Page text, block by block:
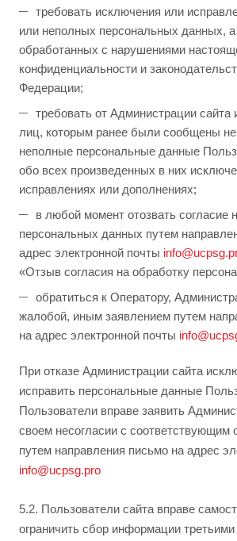
требовать исключения или
или неполных персональных данных,
обработанных с нарушениями
конфиденциальности и
Федерации;
требовать от Администрации сайта
лиц, которым ранее были сообщены
неполные персональные данные
обо всех произведенных в них
исправлениях или дополнениях;
в любой момент отозвать согласие
персональных данных путем
адрес электронной почты
«Отзыв согласия на обработку
обратиться к Оператору,
жалобой, иным заявлением путем
на адрес электронной почты
При отказе Администрации сайта
исправить персональные данные
Пользователи вправе заявить
своем несогласии с соответствующим
путем направления письмо на адрес
info@ucpsg.pro
5.2. Пользователи сайта вправе
ограничить сбор информации